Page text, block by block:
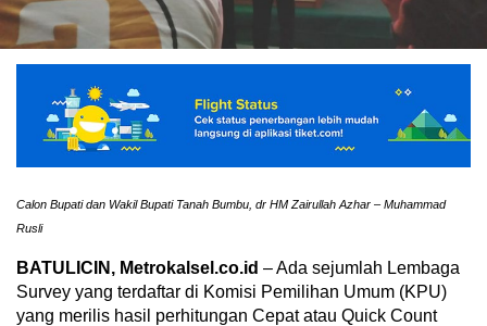
Calon Bupati dan Wakil Bupati Tanah Bumbu, dr HM Zairullah Azhar – Muhammad
Rusli
BATULICIN, Metrokalsel.co.id – Ada sejumlah Lembaga
Survey yang terdaftar di Komisi Pemilihan Umum (KPU)
yang merilis hasil perhitungan Cepat atau Quick Count